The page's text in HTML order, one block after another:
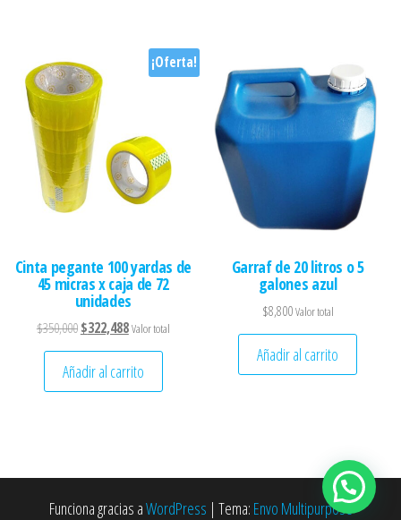
¡Oferta!
Cinta pegante 100 yardas de
45 micras x caja de 72
unidades
$350,000El precio original era: $350,000.
$322,488El precio actual es: $322,488.
Valor total
Añadir al carrito
Garraf de 20 litros o 5
galones azul
$8,800Valor total
Añadir al carrito
Funciona gracias aWordPress | Tema: Envo Multipurpose